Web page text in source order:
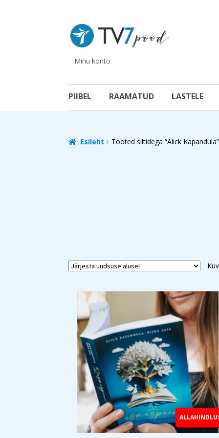
Liigu
navigeerimisele
Liigu
sisu
juurde
Minu konto
PIIBEL RAAMATUD LASTELE
Esileht Tooted siltidega “Alick Kapandula”